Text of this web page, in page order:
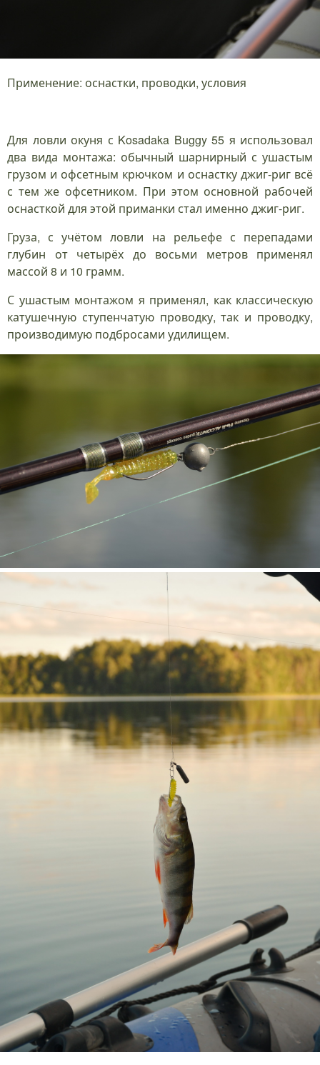
Применение: оснастки, проводки, условия
Для ловли окуня с Kosadaka Buggy 55 я использовал
два вида монтажа: обычный шарнирный с ушастым
грузом и офсетным крючком и оснастку джиг-риг всё
с тем же офсетником. При этом основной рабочей
оснасткой для этой приманки стал именно джиг-риг.
Груза, с учётом ловли на рельефе с перепадами
глубин от четырёх до восьми метров применял
массой 8 и 10 грамм.
С ушастым монтажом я применял, как классическую
катушечную ступенчатую проводку, так и проводку,
производимую подбросами удилищем.